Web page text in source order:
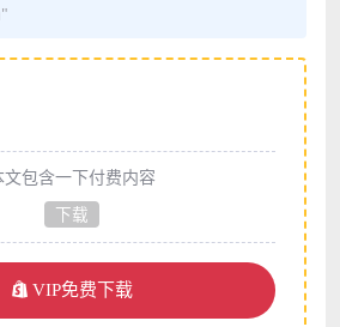
文包含一下付费内容
下载
VIP免费下载